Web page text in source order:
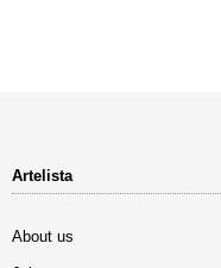
Artelista
About us